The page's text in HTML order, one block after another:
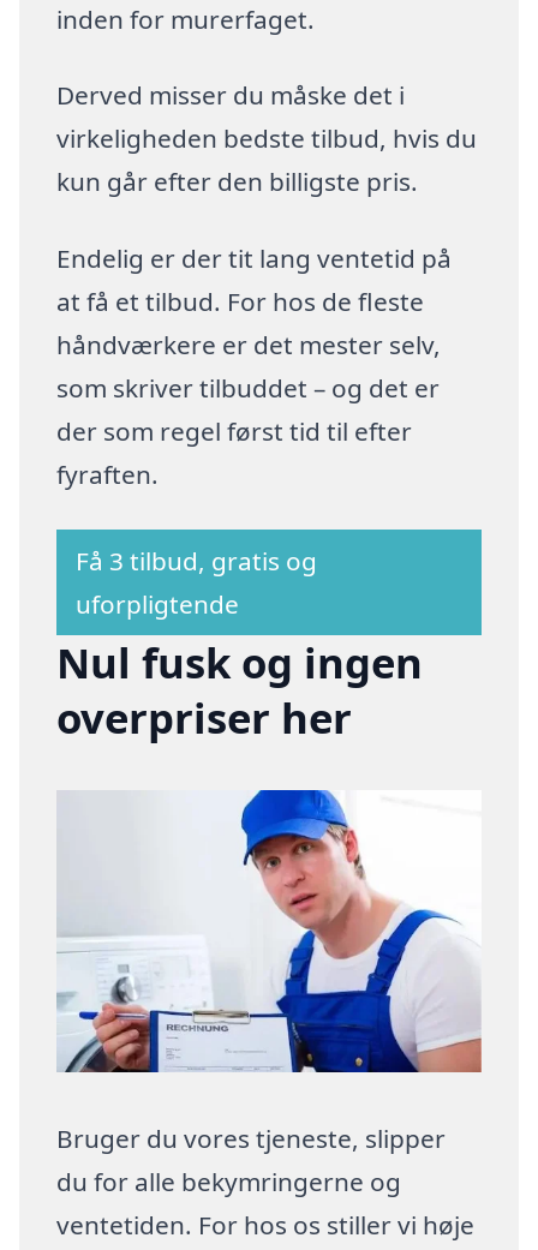
inden for murerfaget.
Derved misser du måske det i
virkeligheden bedste tilbud, hvis du
kun går efter den billigste pris.
Endelig er der tit lang ventetid på
at få et tilbud. For hos de fleste
håndværkere er det mester selv,
som skriver tilbuddet – og det er
der som regel først tid til efter
fyraften.
Få 3 tilbud, gratis og
uforpligtende
Nul fusk og ingen
overpriser her
Bruger du vores tjeneste, slipper
du for alle bekymringerne og
ventetiden. For hos os stiller vi høje